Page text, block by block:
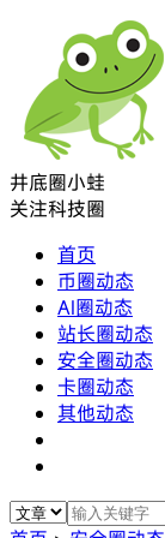
井底圈小蛙
关注科技圈
首页
币圈动态
AI圈动态
站长圈动态
安全圈动态
卡圈动态
其他动态